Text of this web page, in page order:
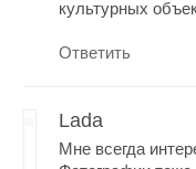
культурных
Ответить
Lada
Мне всегда